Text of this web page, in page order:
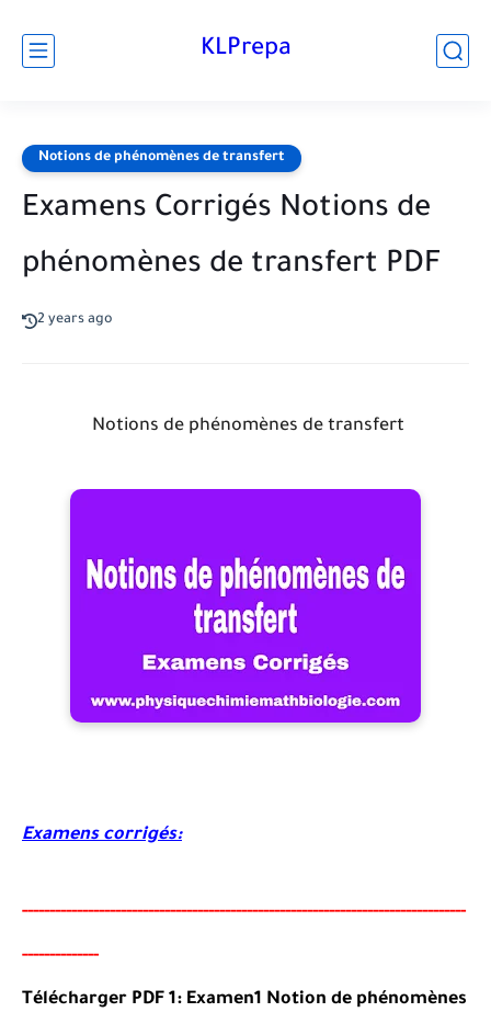
KLPrepa
Notions de phénomènes de transfert
Examens Corrigés Notions de
phénomènes de transfert PDF
2 years ago
Notions de phénomènes de transfert
Examens corrigés:
---------------------------------------------------------------------------------
--------------
Télécharger PDF 1: Examen1 Notion de phénomènes